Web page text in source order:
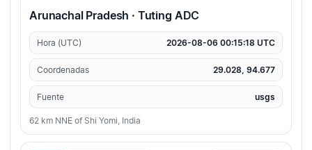
Arunachal Pradesh · Tuting ADC
Hora (UTC) 2026-08-06 00:15:18 UTC
Coordenadas 29.028, 94.677
Fuente usgs
62 km NNE of Shi Yomi, India